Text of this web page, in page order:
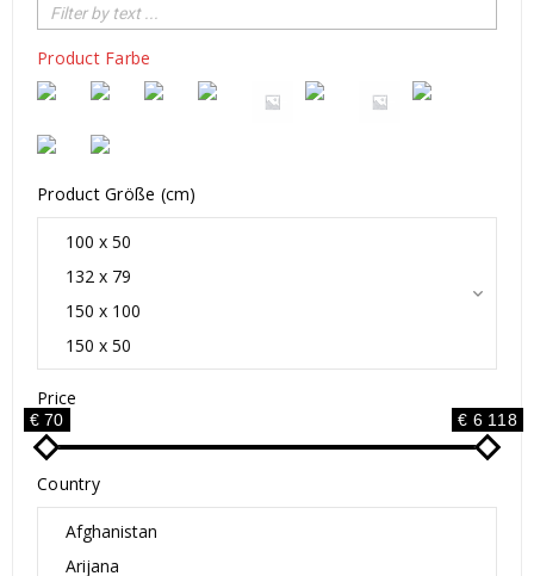
Product Farbe
Product Größe (cm)
Price
€ 70 € 6 118
Country